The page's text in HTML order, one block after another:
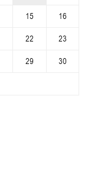
15
16
22
23
29
30